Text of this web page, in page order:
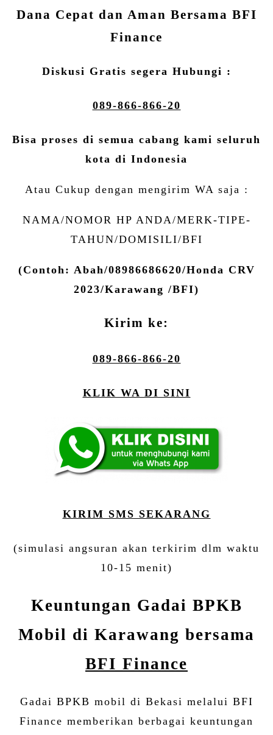
Dana Cepat dan Aman Bersama BFI
Finance
Diskusi Gratis segera Hubungi :
089-866-866-20
Bisa proses di semua cabang kami seluruh
kota di Indonesia
Atau Cukup dengan mengirim WA saja :
NAMA/NOMOR HP ANDA/MERK-TIPE-
TAHUN/DOMISILI/BFI
(Contoh: Abah/08986686620/Honda CRV
2023/Karawang /BFI)
Kirim ke:
089-866-866-20
KLIK WA DI SINI
KIRIM SMS SEKARANG
(simulasi angsuran akan terkirim dlm waktu
10-15 menit)
Keuntungan Gadai BPKB
Mobil di Karawang bersama
BFI Finance
Gadai BPKB mobil di Bekasi melalui BFI
Finance memberikan berbagai keuntungan